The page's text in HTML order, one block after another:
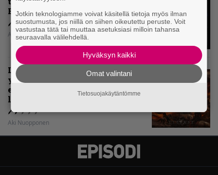
Beastia?
Aki Nuopponen
Levyarvio: Sabaton on
yhdennellätoista albumillaan
erittäin kaukana
legendaarisuudesta
Aki Nuopponen
Jotkin teknologiamme voivat käsitellä tietoja myös ilman
suostumusta, jos niillä on siihen oikeutettu peruste. Voit
vastustaa tätä tai muuttaa asetuksiasi milloin tahansa
seuraavalla välilehdellä.
Hyväksyn kaikki
Omat valintani
Tietosuojakäytäntömme